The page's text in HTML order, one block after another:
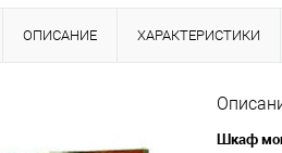
ОПИСАНИЕ ХАРАКТЕРИСТИКИ
Шкаф